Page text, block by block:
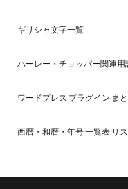
ギリシャ文字一覧
ハーレー・チョッパー関連用
ワードプレス プラグイン ま
西暦・和暦・年号 一覧表 リ